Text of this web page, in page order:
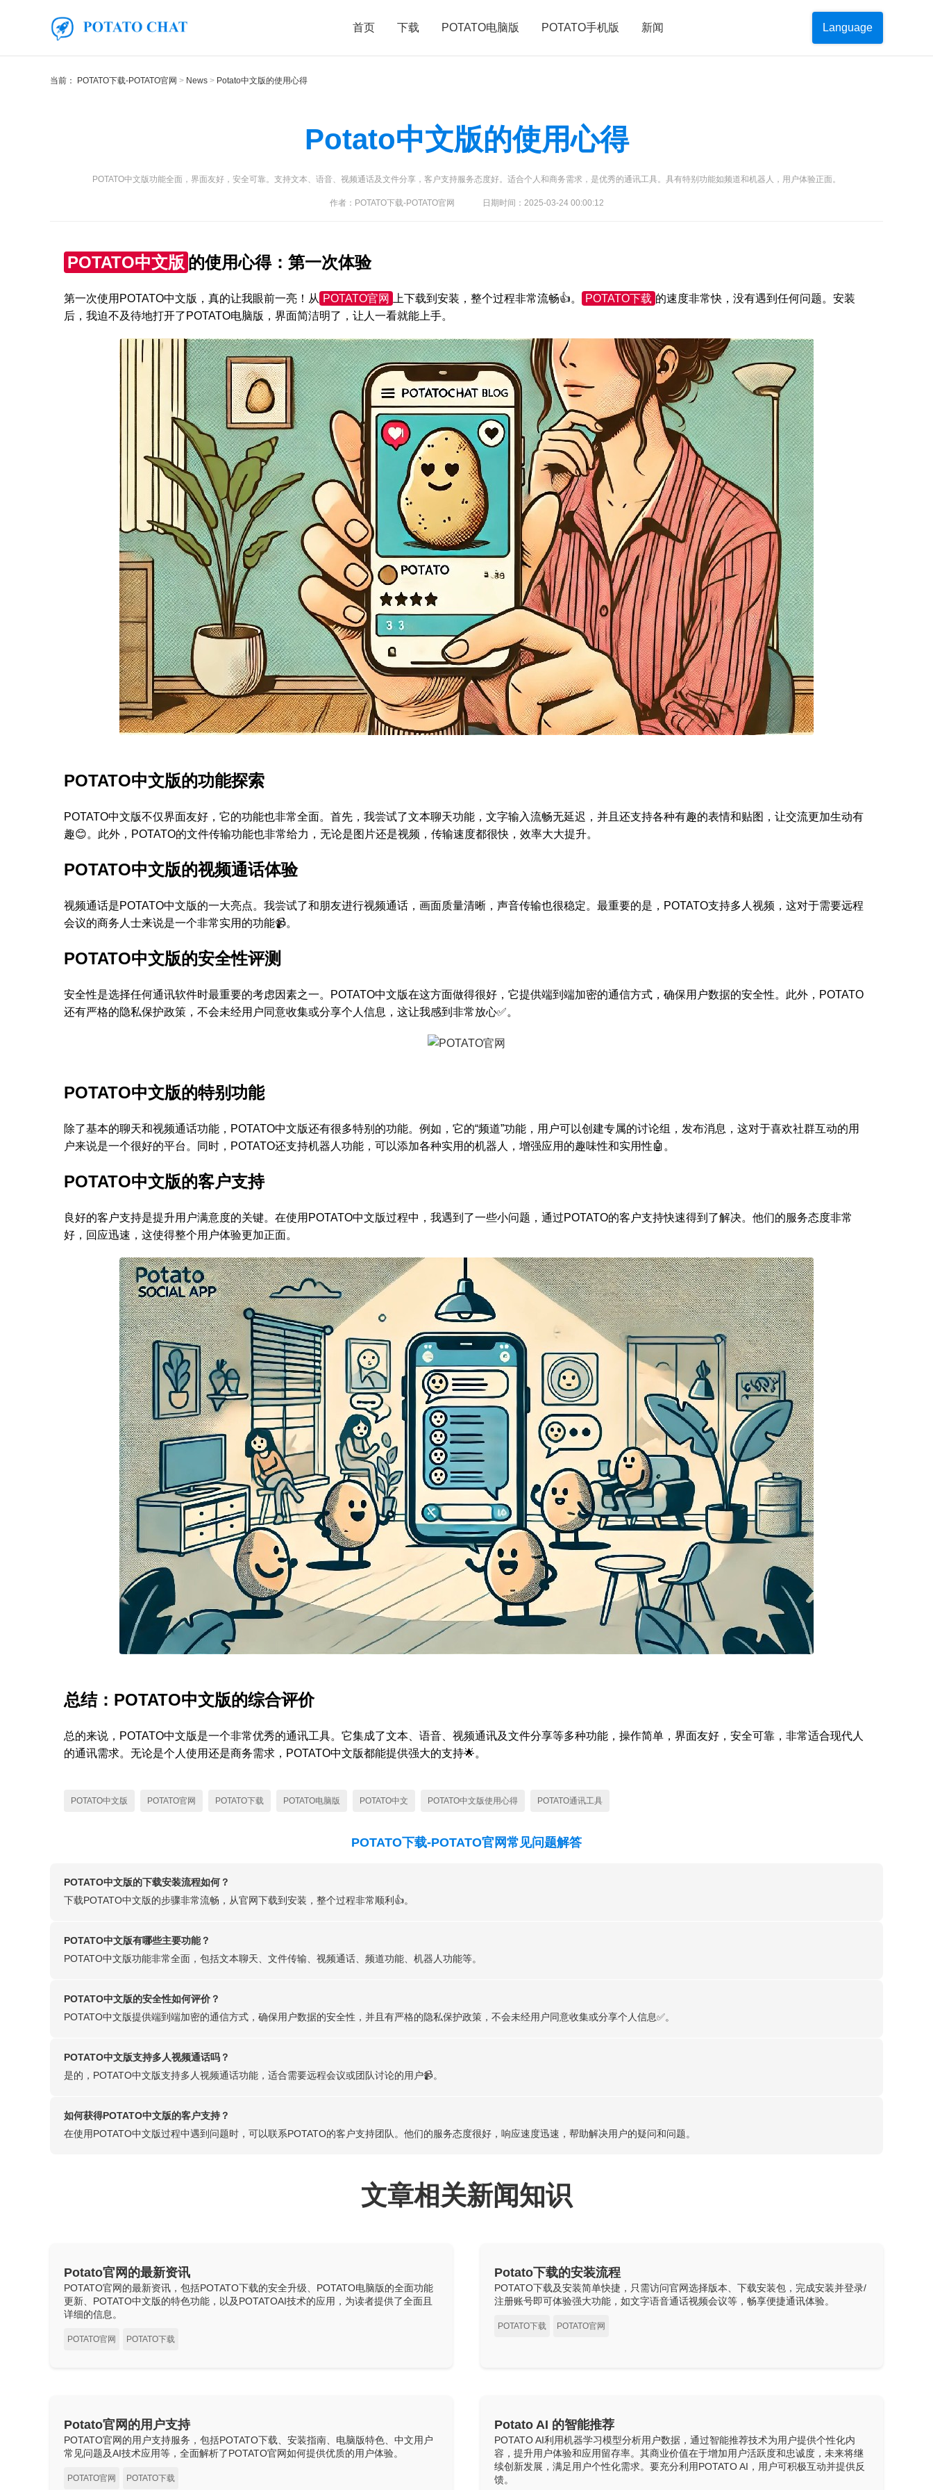
首页 下载 POTATO电脑版 POTATO手机版 新闻 Language
当前： POTATO下载-POTATO官网 News Potato中文版的使用心得
Potato中文版的使用心得
POTATO中文版功能全面，界面友好，安全可靠。支持文本、语音、视频通话及文件分享，客户支持服务态度好。适合个人和商务需求，是优秀的通讯工具。具有特别功能如频道和机器人，用户体验正面。
作者：POTATO下载-POTATO官网 日期时间：2025-03-24 00:00:12
POTATO中文版 的使用心得：第一次体验
第一次使用POTATO中文版，真的让我眼前一亮！从 POTATO官网 上下载到安装，整个过程非常流畅👍。 POTATO下载 的速度非常快，没有遇到任何问题。安装
后，我迫不及待地打开了POTATO电脑版，界面简洁明了，让人一看就能上手。
POTATO中文版的功能探索
POTATO中文版不仅界面友好，它的功能也非常全面。首先，我尝试了文本聊天功能，文字输入流畅无延迟，并且还支持各种有趣的表情和贴图，让交流更加生动有
趣😊。此外，POTATO的文件传输功能也非常给力，无论是图片还是视频，传输速度都很快，效率大大提升。
POTATO中文版的视频通话体验
视频通话是POTATO中文版的一大亮点。我尝试了和朋友进行视频通话，画面质量清晰，声音传输也很稳定。最重要的是，POTATO支持多人视频，这对于需要远程
会议的商务人士来说是一个非常实用的功能📹。
POTATO中文版的安全性评测
安全性是选择任何通讯软件时最重要的考虑因素之一。POTATO中文版在这方面做得很好，它提供端到端加密的通信方式，确保用户数据的安全性。此外，POTATO
还有严格的隐私保护政策，不会未经用户同意收集或分享个人信息，这让我感到非常放心✅。
POTATO中文版的特别功能
除了基本的聊天和视频通话功能，POTATO中文版还有很多特别的功能。例如，它的“频道”功能，用户可以创建专属的讨论组，发布消息，这对于喜欢社群互动的用
户来说是一个很好的平台。同时，POTATO还支持机器人功能，可以添加各种实用的机器人，增强应用的趣味性和实用性🤖。
POTATO中文版的客户支持
良好的客户支持是提升用户满意度的关键。在使用POTATO中文版过程中，我遇到了一些小问题，通过POTATO的客户支持快速得到了解决。他们的服务态度非常
好，回应迅速，这使得整个用户体验更加正面。
总结：POTATO中文版的综合评价
总的来说，POTATO中文版是一个非常优秀的通讯工具。它集成了文本、语音、视频通讯及文件分享等多种功能，操作简单，界面友好，安全可靠，非常适合现代人
的通讯需求。无论是个人使用还是商务需求，POTATO中文版都能提供强大的支持🌟。
POTATO中文版 POTATO官网 POTATO下载 POTATO电脑版 POTATO中文 POTATO中文版使用心得 POTATO通讯工具
POTATO下载-POTATO官网常见问题解答
POTATO中文版的下载安装流程如何？
下载POTATO中文版的步骤非常流畅，从官网下载到安装，整个过程非常顺利👍。
POTATO中文版有哪些主要功能？
POTATO中文版功能非常全面，包括文本聊天、文件传输、视频通话、频道功能、机器人功能等。
POTATO中文版的安全性如何评价？
POTATO中文版提供端到端加密的通信方式，确保用户数据的安全性，并且有严格的隐私保护政策，不会未经用户同意收集或分享个人信息✅。
POTATO中文版支持多人视频通话吗？
是的，POTATO中文版支持多人视频通话功能，适合需要远程会议或团队讨论的用户📹。
如何获得POTATO中文版的客户支持？
在使用POTATO中文版过程中遇到问题时，可以联系POTATO的客户支持团队。他们的服务态度很好，响应速度迅速，帮助解决用户的疑问和问题。
文章相关新闻知识
Potato官网的最新资讯
POTATO官网的最新资讯，包括POTATO下载的安全升级、POTATO电脑版的全面功能
更新、POTATO中文版的特色功能，以及POTATOAI技术的应用，为读者提供了全面且
详细的信息。
POTATO官网 POTATO下载
Potato下载的安装流程
POTATO下载及安装简单快捷，只需访问官网选择版本、下载安装包，完成安装并登录/
注册账号即可体验强大功能，如文字语音通话视频会议等，畅享便捷通讯体验。
POTATO下载 POTATO官网
Potato官网的用户支持
POTATO官网的用户支持服务，包括POTATO下载、安装指南、电脑版特色、中文用户
常见问题及AI技术应用等，全面解析了POTATO官网如何提供优质的用户体验。
POTATO官网 POTATO下载
Potato AI 的智能推荐
POTATO AI利用机器学习模型分析用户数据，通过智能推荐技术为用户提供个性化内
容，提升用户体验和应用留存率。其商业价值在于增加用户活跃度和忠诚度，未来将继
续创新发展，满足用户个性化需求。要充分利用POTATO AI，用户可积极互动并提供反
馈。